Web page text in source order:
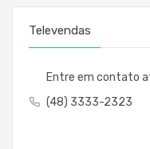
Televendas
Entre em contato
(48) 3333-2323